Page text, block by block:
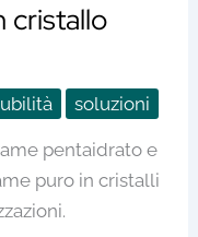
cristallo
soluzioni
pentaidrato e
puro in cristalli